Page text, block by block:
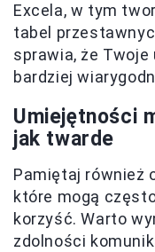
Excela, w tym
tabel
sprawia, że
bardziej
Umiejętności
jak twarde
Pamiętaj również
które mogą
korzyść. Warto
zdolności